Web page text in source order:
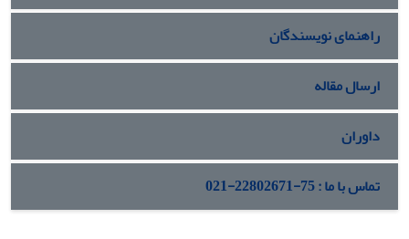
راهنمای نویسندگان
ارسال مقاله
داوران
تماس با ما : 75-22802671-021